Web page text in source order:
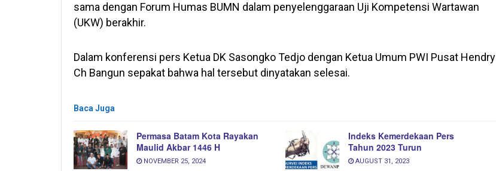
sama dengan Forum Humas BUMN dalam penyelenggaraan Uji Kompetensi Wartawan
(UKW) berakhir.
Dalam konferensi pers Ketua DK Sasongko Tedjo dengan Ketua Umum PWI Pusat Hendry
Ch Bangun sepakat bahwa hal tersebut dinyatakan selesai.
Baca Juga
Permasa Batam Kota Rayakan
Maulid Akbar 1446 H
NOVEMBER 25, 2024
Indeks Kemerdekaan Pers
Tahun 2023 Turun
AUGUST 31, 2023